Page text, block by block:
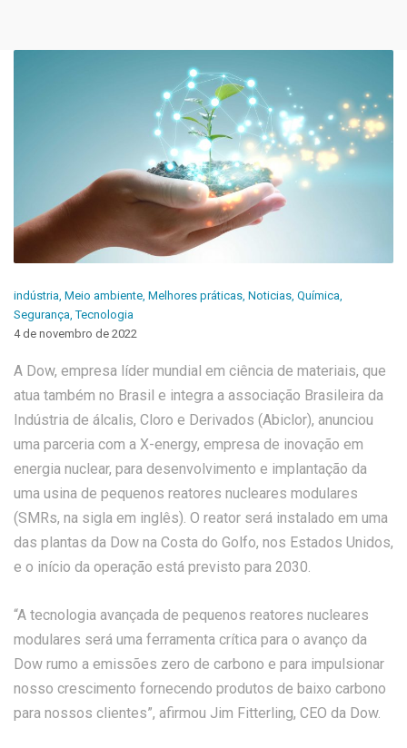
indústria, Meio ambiente, Melhores práticas, Noticias, Química,
Segurança,Tecnologia
4 de novembro de 2022
A Dow, empresa líder mundial em ciência de materiais, que
atua também no Brasil e integra a associação Brasileira da
Indústria de álcalis, Cloro e Derivados (Abiclor), anunciou
uma parceria com a X-energy, empresa de inovação em
energia nuclear, para desenvolvimento e implantação da
uma usina de pequenos reatores nucleares modulares
(SMRs, na sigla em inglês). O reator será instalado em uma
das plantas da Dow na Costa do Golfo, nos Estados Unidos,
e o início da operação está previsto para 2030.
“A tecnologia avançada de pequenos reatores nucleares
modulares será uma ferramenta crítica para o avanço da
Dow rumo a emissões zero de carbono e para impulsionar
nosso crescimento fornecendo produtos de baixo carbono
para nossos clientes”, afirmou Jim Fitterling, CEO da Dow.